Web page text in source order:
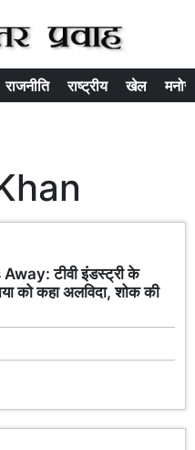
राजनीति राष्ट्रीय खेल
टीवी इंडस्ट्री के
को कहा अलविदा, शोक की